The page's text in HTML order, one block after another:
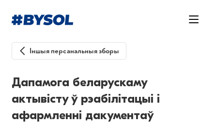
Іншыя персанальныя зборы
Дапамога беларускаму
актывісту ў рэабілітацыі і
афармленні дакументаў